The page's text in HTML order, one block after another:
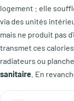
logement : elle
via des unités
mais ne produit pas
transmet ces
radiateurs ou
sanitaire . En